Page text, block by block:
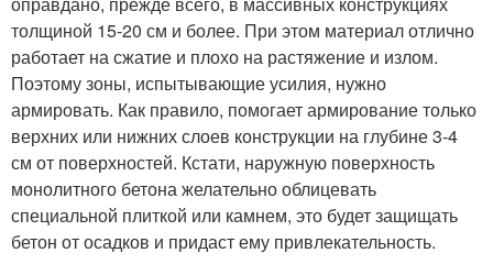
толщиной 15-20 см и более. При этом материал отлично
работает на сжатие и плохо на растяжение и излом.
Поэтому зоны, испытывающие усилия, нужно
армировать. Как правило, помогает армирование только
верхних или нижних слоев конструкции на глубине 3-4
см от поверхностей. Кстати, наружную поверхность
монолитного бетона желательно облицевать
специальной плиткой или камнем, это будет защищать
бетон от осадков и придаст ему привлекательность.